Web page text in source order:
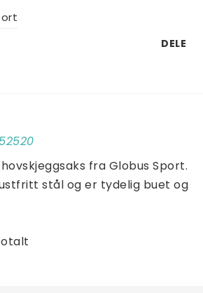
DELE
fra Globus Sport.
stål og er tydelig buet og